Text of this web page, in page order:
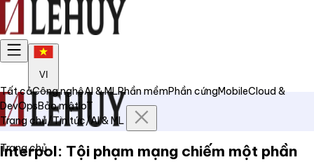
VI
Trang chủ
Tất cảCông nghệAI & MLPhần mềmPhần cứngMobileCloud &
DevOpsBảo mậtIoT
Trang chủ/Tin tức/AI & ML
Interpol: Tội phạm mạng chiếm một phần